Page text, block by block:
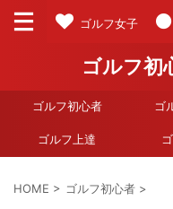
ゴルフ女子
ゴルフ初
ゴルフ初心者 ゴ
ゴルフ上達
HOME > ゴルフ初心者 >